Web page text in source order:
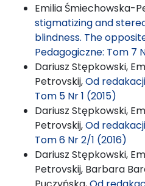
Emilia Śmiechowska-
stigmatizing and
blindness. The
Pedagogiczne: Tom 7
Dariusz Stępkowski,
Petrovskij,Od redakacji
Tom 5 Nr 1 (2015)
Dariusz Stępkowski,
Petrovskij,Od redakacji
Tom 6 Nr 2/1 (2016)
Dariusz Stępkowski,
Petrovskij, Barbara